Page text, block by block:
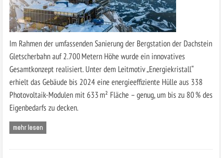
Im Rahmen der umfassenden Sanierung der Bergstation der Dachstein
Gletscherbahn auf 2.700 Metern Höhe wurde ein innovatives
Gesamtkonzept realisiert. Unter dem Leitmotiv „Energiekristall“
erhielt das Gebäude bis 2024 eine energieeffiziente Hülle aus 338
Photovoltaik-Modulen mit 633 m² Fläche – genug, um bis zu 80 % des
Eigenbedarfs zu decken.
mehr lesen